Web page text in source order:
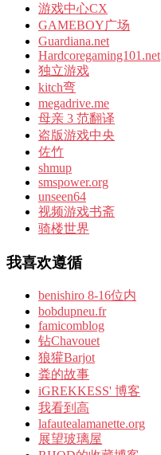
游戏中心CX
GAMEBOY广场
Guardiana.net
Hardcoregaming101.net
独立游戏
kitch弯
megadrive.me
母亲 3 范翻译
盗版游戏中央
佐竹
shmup
smspower.org
unseen64
视频游戏书斋
骑楼世界
我喜欢遵循
benishiro 8-16位内
bobdupneu.fr
famicomblog
钻Chavouet
狼獾Barjot
粪的故事
iGREKKESS' 博客
我看到高
lafautealamanette.org
展望玻璃屋